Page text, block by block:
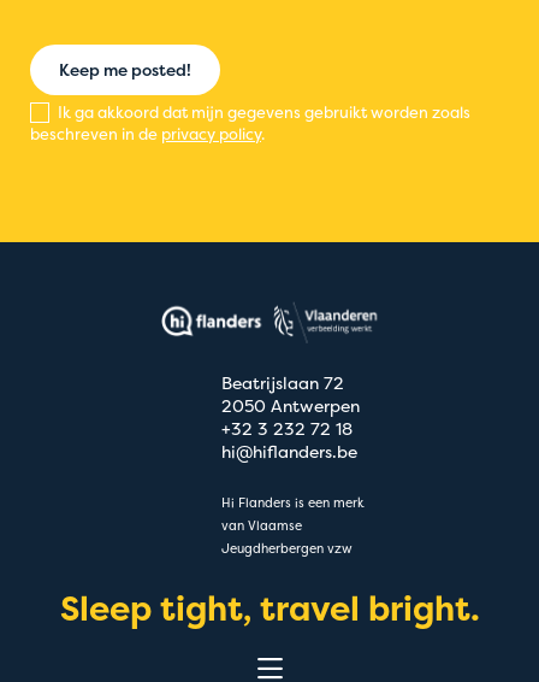
Keep me posted!
Ik ga akkoord dat mijn gegevens gebruikt worden zoals
beschreven in de privacy policy.
Beatrijslaan 72
2050 Antwerpen
+32 3 232 72 18
hi@hiflanders.be
Hi Flanders is een merk
van Vlaamse
Jeugdherbergen vzw
Sleep tight, travel bright.